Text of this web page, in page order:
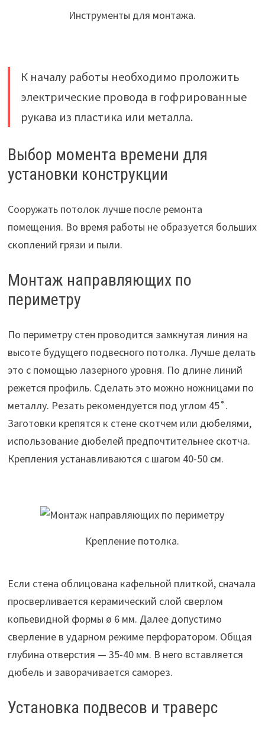
Инструменты для монтажа.
К началу работы необходимо проложить
электрические провода в гофрированные
рукава из пластика или металла.
Выбор момента времени для
установки конструкции
Сооружать потолок лучше после ремонта
помещения. Во время работы не образуется больших
скоплений грязи и пыли.
Монтаж направляющих по
периметру
По периметру стен проводится замкнутая линия на
высоте будущего подвесного потолка. Лучше делать
это с помощью лазерного уровня. По длине линий
режется профиль. Сделать это можно ножницами по
металлу. Резать рекомендуется под углом 45˚.
Заготовки крепятся к стене скотчем или дюбелями,
использование дюбелей предпочтительнее скотча.
Крепления устанавливаются с шагом 40-50 см.
Крепление потолка.
Если стена облицована кафельной плиткой, сначала
просверливается керамический слой сверлом
копьевидной формы ø 6 мм. Далее допустимо
сверление в ударном режиме перфоратором. Общая
глубина отверстия — 35-40 мм. В него вставляется
дюбель и заворачивается саморез.
Установка подвесов и траверс